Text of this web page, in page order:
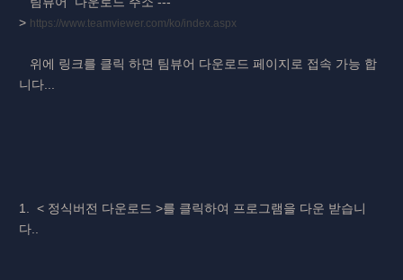
> https://www.teamviewer.com/ko/index.aspx
위에 링크를 클릭 하면 팀뷰어 다운로드 페이지로 접속 가능 합
니다...
1. < 정식버전 다운로드 >를 클릭하여 프로그램을 다운 받습니
다..